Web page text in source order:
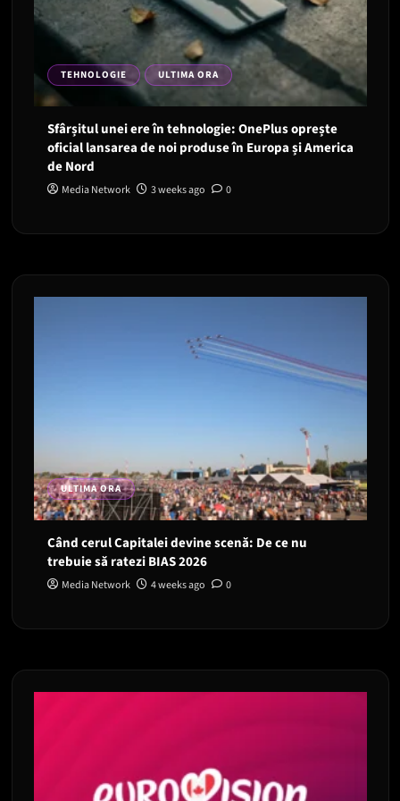
TEHNOLOGIE ULTIMA ORA
Sfârșitul unei ere în tehnologie: OnePlus oprește
oficial lansarea de noi produse în Europa și America
de Nord
Media Network 3 weeks ago 0
ULTIMA ORA
Când cerul Capitalei devine scenă: De ce nu
trebuie să ratezi BIAS 2026
Media Network 4 weeks ago 0